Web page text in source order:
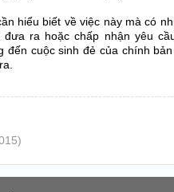
hiểu biết về việc này mà có
ra hoặc chấp nhận yêu
đến cuộc sinh đẻ của chính